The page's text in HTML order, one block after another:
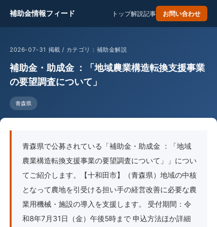
補助金情報フィード トップ解説記事 お問い合わせ
2026-07-31 掲載 / カテゴリ：補助金解説
補助金・助成金 ：「地域農業構造転換支援事業
の要望調査について」
青森県
青森県で公募されている「補助金・助成金 ：「地域
農業構造転換支援事業の要望調査について」」につい
てご紹介します。【十和田市】（青森県）地域の中核
となって農地を引受ける担い手の経営改善に必要な農
業用機械・施設の導入を支援します。 受付期間：令
和8年7月31日（金）午後5時まで 申込方法ほか詳細